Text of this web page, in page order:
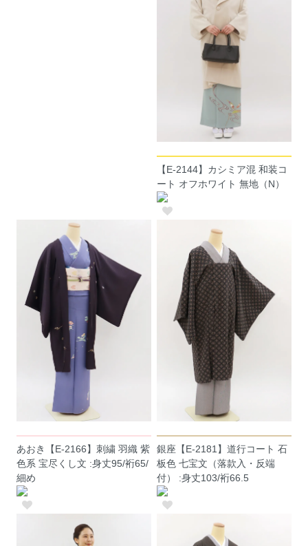
【E-2144】カシミア混 和装コ
ート オフホワイト 無地（N）
あおき【E-2166】刺繍 羽織 紫
色系 宝尽くし文 :身丈95/裄65/
細め
銀座【E-2181】道行コート 石
板色 七宝文（落款入・反端
付） :身丈103/裄66.5